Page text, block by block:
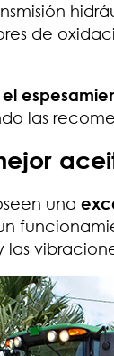
de
el
las
una